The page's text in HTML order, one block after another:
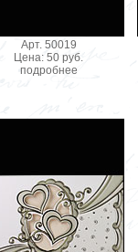
Арт. 50019
Цена: 50 руб.
подробнее